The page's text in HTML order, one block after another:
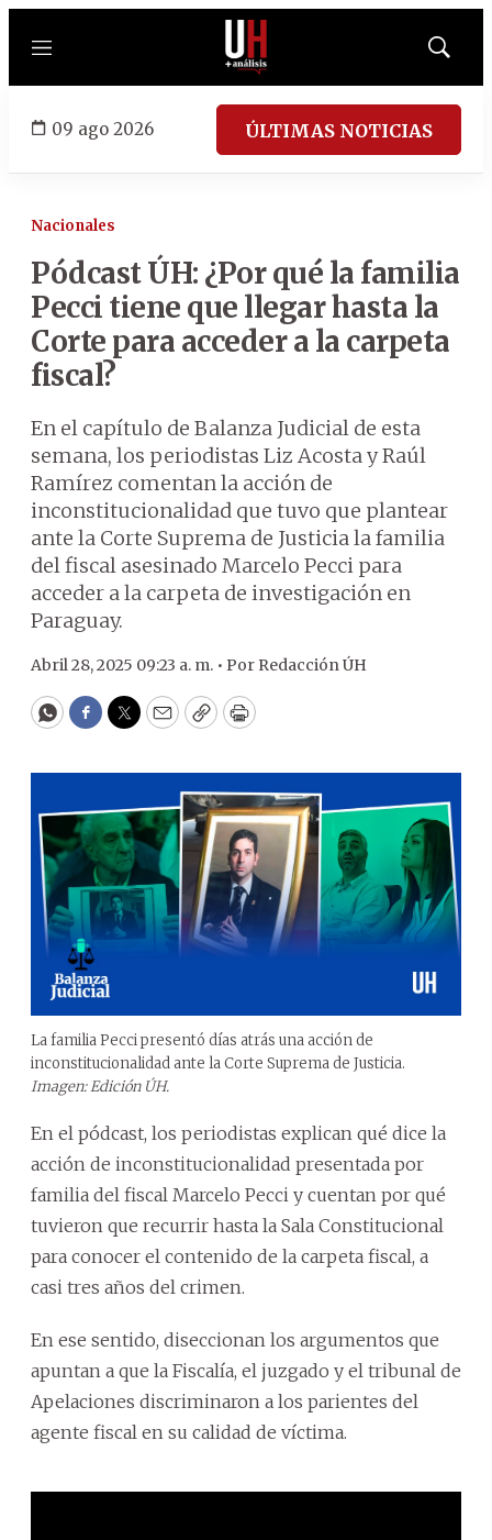
Menú
Mostrar
09 ago 2026 ÚLTIMAS NOTICIAS
Nacionales
Pódcast ÚH: ¿Por qué la familia
Pecci tiene que llegar hasta la
Corte para acceder a la carpeta
fiscal?
En el capítulo de Balanza Judicial de esta
semana, los periodistas Liz Acosta y Raúl
Ramírez comentan la acción de
inconstitucionalidad que tuvo que plantear
ante la Corte Suprema de Justicia la familia
del fiscal asesinado Marcelo Pecci para
acceder a la carpeta de investigación en
Paraguay.
Abril 28, 2025 09:23 a. m. • Por Redacción ÚH
WhatsApp
Facebook
Twitter
EmailCopyPrint
La familia Pecci presentó días atrás una acción de
inconstitucionalidad ante la Corte Suprema de Justicia.
Imagen: Edición ÚH.
En el pódcast, los periodistas explican qué dice la
acción de inconstitucionalidad presentada por
familia del fiscal Marcelo Pecci y cuentan por qué
tuvieron que recurrir hasta la Sala Constitucional
para conocer el contenido de la carpeta fiscal, a
casi tres años del crimen.
En ese sentido, diseccionan los argumentos que
apuntan a que la Fiscalía, el juzgado y el tribunal de
Apelaciones discriminaron a los parientes del
agente fiscal en su calidad de víctima.